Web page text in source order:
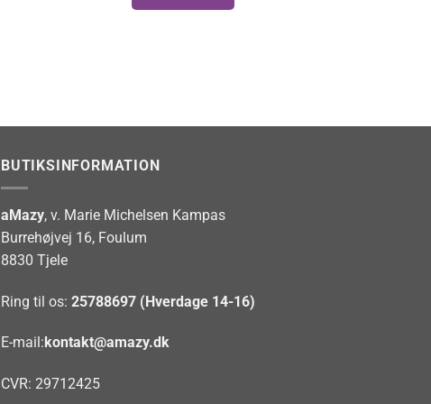
BUTIKSINFORMATION
aMazy, v. Marie Michelsen Kampas
Burrehøjvej 16, Foulum
8830 Tjele
Ring til os: 25788697 (Hverdage 14-16)
E-mail: kontakt@amazy.dk
CVR: 29712425